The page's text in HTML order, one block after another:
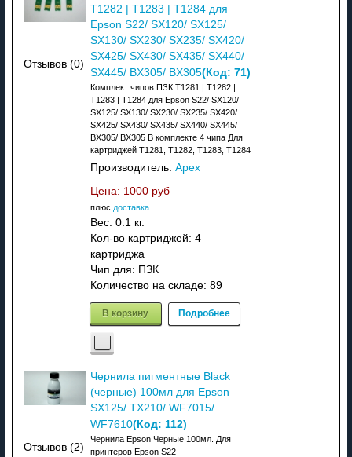
Отзывов (0)
T1282 | T1283 | T1284 для
Epson S22/ SX120/ SX125/
SX130/ SX230/ SX235/ SX420/
SX425/ SX430/ SX435/ SX440/
SX445/ BX305/ BX305(Код: 71)
Комплект чипов ПЗК T1281 | T1282 |
T1283 | T1284 для Epson S22/ SX120/
SX125/ SX130/ SX230/ SX235/ SX420/
SX425/ SX430/ SX435/ SX440/ SX445/
BX305/ BX305 В комплекте 4 чипа Для
картриджей T1281, T1282, T1283, T1284
Производитель: Apex
Цена: 1000 руб
плюс доставка
Вес: 0.1 кг.
Кол-во картриджей: 4
картриджа
Чип для: ПЗК
Количество на складе: 89
В корзину Подробнее
Отзывов (2)
Чернила пигментные Black
(черные) 100мл для Epson
SX125/ TX210/ WF7015/
WF7610(Код: 112)
Чернила Epson Черные 100мл. Для
принтеров Epson S22